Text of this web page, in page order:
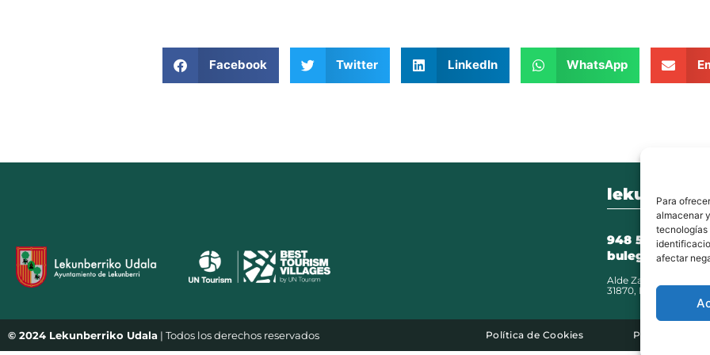
Para
almacenar
tecnologías
afectar
Facebook Twitter LinkedIn WhatsApp
948 504 211
Alde Zaharra 41,
31870, Lekunberri
© 2024 Lekunberriko Udala | Todos los derechos reservados Política de Cookies Política de